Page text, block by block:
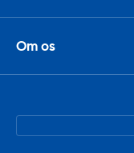
Om os